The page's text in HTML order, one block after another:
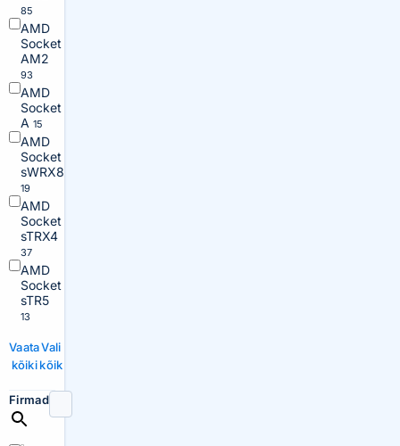
85
AMD
Socket
AM2
93
AMD
Socket
A 15
AMD
Socket
sWRX8
19
AMD
Socket
sTRX4
37
AMD
Socket
sTR5
13
Vaata
kõiki
Vali
kõik
Firmad